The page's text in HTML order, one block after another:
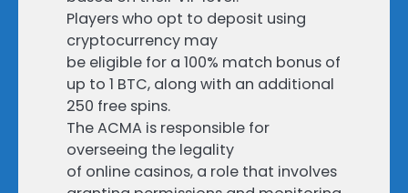
Players who opt to deposit using
cryptocurrency may
be eligible for a 100% match bonus of
up to 1 BTC, along with an additional
250 free spins.
The ACMA is responsible for
overseeing the legality
of online casinos, a role that involves